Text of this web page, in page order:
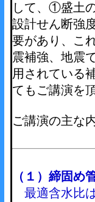
して、①盛土
設計せん断強
要があり、こ
震補強、地震
用されている
てもご講演を
ご講演の主な
（１）締固め
最適含水比